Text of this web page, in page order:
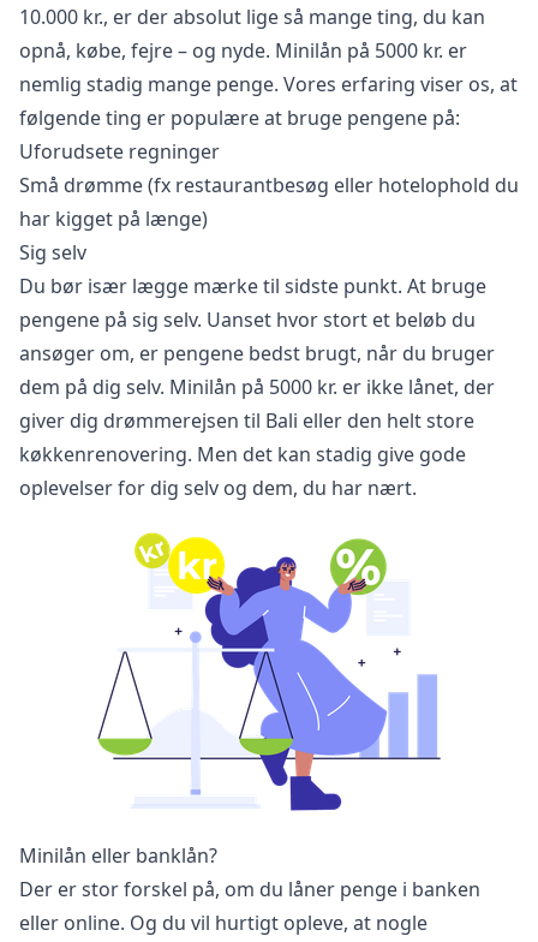
10.000 kr., er der absolut lige så mange ting, du kan
opnå, købe, fejre – og nyde. Minilån på 5000 kr. er
nemlig stadig mange penge. Vores erfaring viser os, at
følgende ting er populære at bruge pengene på:
Uforudsete regninger
Små drømme (fx restaurantbesøg eller hotelophold du
har kigget på længe)
Sig selv
Du bør især lægge mærke til sidste punkt. At bruge
pengene på sig selv. Uanset hvor stort et beløb du
ansøger om, er pengene bedst brugt, når du bruger
dem på dig selv. Minilån på 5000 kr. er ikke lånet, der
giver dig drømmerejsen til Bali eller den helt store
køkkenrenovering. Men det kan stadig give gode
oplevelser for dig selv og dem, du har nært.
Minilån eller banklån?
Der er stor forskel på, om du låner penge i banken
eller online. Og du vil hurtigt opleve, at nogle